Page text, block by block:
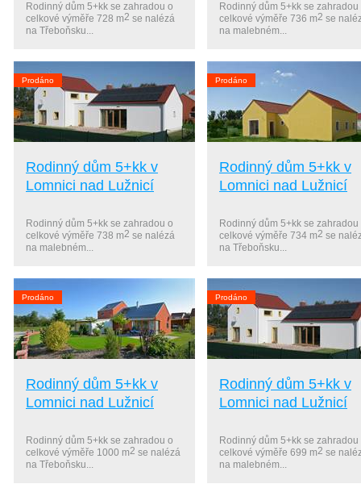
Rodinný dům 5+kk se zahradou o
celkové výměře 728 m2 se nalézá
na Třeboňsku...
Rodinný dům 5+kk se zahradou
celkové výměře 736 m2 se
na malebném...
Prodáno
Rodinný dům 5+kk v
Lomnici nad Lužnicí
Rodinný dům 5+kk se zahradou o
celkové výměře 738 m2 se nalézá
na malebném...
Prodáno
Rodinný dům 5+kk v
Lomnici nad Lužnicí
Rodinný dům 5+kk se zahradou
celkové výměře 734 m2 se
na Třeboňsku...
Prodáno
Rodinný dům 5+kk v
Lomnici nad Lužnicí
Rodinný dům 5+kk se zahradou o
celkové výměře 1000 m2 se nalézá
na Třeboňsku...
Prodáno
Rodinný dům 5+kk v
Lomnici nad Lužnicí
Rodinný dům 5+kk se zahradou
celkové výměře 699 m2 se
na malebném...